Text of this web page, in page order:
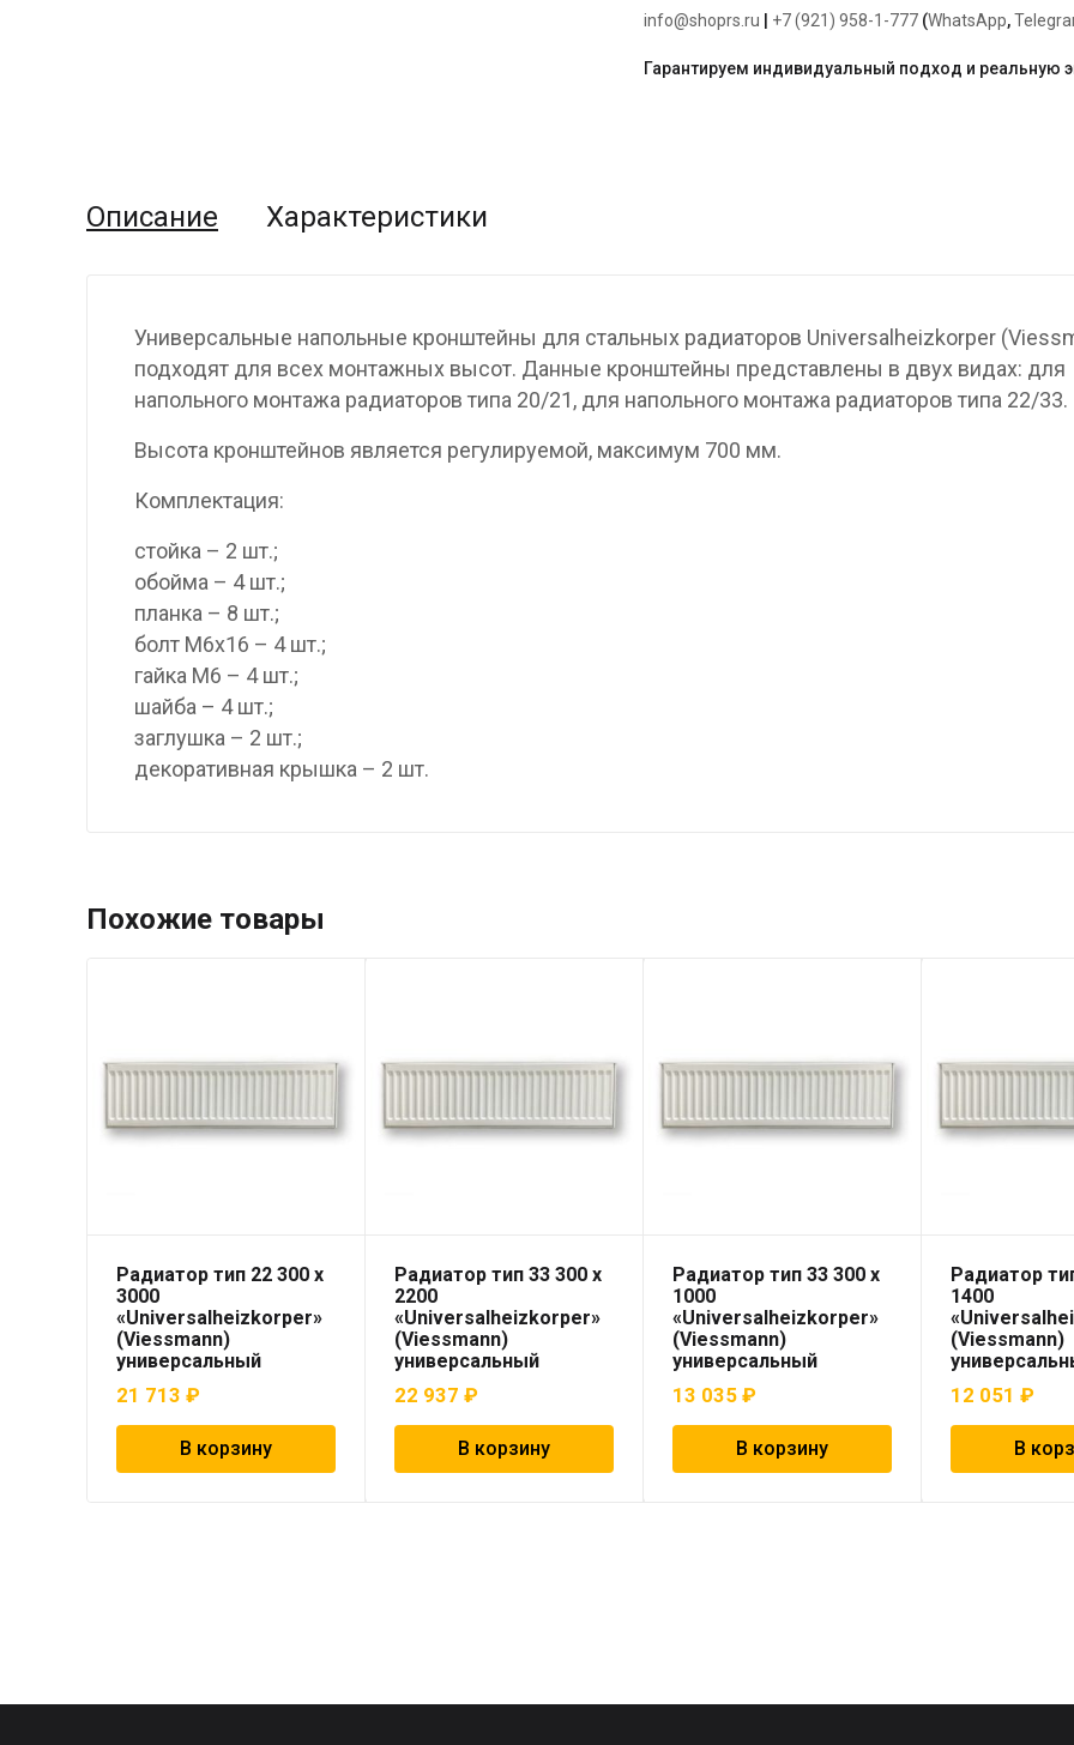
info@shoprs.ru +7 (921) 958-1-777 (WhatsApp,
Гарантируем индивидуальный подход и реальную
Описание Характеристики
Универсальные напольные кронштейны для стальных радиаторов Universalheizkorper
подходят для всех монтажных высот. Данные кронштейны представлены в двух видах: для
напольного монтажа радиаторов типа 20/21, для напольного монтажа радиаторов типа 22/33.
Высота кронштейнов является регулируемой, максимум 700 мм.
Комплектация:
стойка – 2 шт.;
обойма – 4 шт.;
планка – 8 шт.;
болт М6х16 – 4 шт.;
гайка М6 – 4 шт.;
шайба – 4 шт.;
заглушка – 2 шт.;
декоративная крышка – 2 шт.
Похожие товары
Радиатор тип 22 300 x
3000
«Universalheizkorper»
(Viessmann)
универсальный
21 713 ₽
В корзину
Радиатор тип 33 300 x
2200
«Universalheizkorper»
(Viessmann)
универсальный
22 937₽
В корзину
Радиатор тип 33 300 x
1000
«Universalheizkorper»
(Viessmann)
универсальный
13 035₽
В корзину
Радиатор
1400
(Viessmann)
12 051₽
В